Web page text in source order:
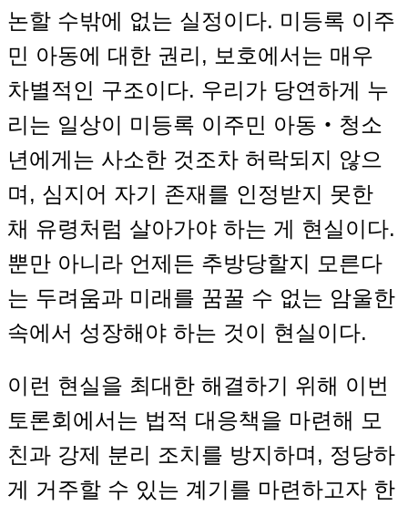
논할 수밖에 없는 실정이다. 미등록 이주
민 아동에 대한 권리, 보호에서는 매우
차별적인 구조이다. 우리가 당연하게 누
리는 일상이 미등록 이주민 아동‧청소
년에게는 사소한 것조차 허락되지 않으
며, 심지어 자기 존재를 인정받지 못한
채 유령처럼 살아가야 하는 게 현실이다.
뿐만 아니라 언제든 추방당할지 모른다
는 두려움과 미래를 꿈꿀 수 없는 암울한
속에서 성장해야 하는 것이 현실이다.
이런 현실을 최대한 해결하기 위해 이번
토론회에서는 법적 대응책을 마련해 모
친과 강제 분리 조치를 방지하며, 정당하
게 거주할 수 있는 계기를 마련하고자 한